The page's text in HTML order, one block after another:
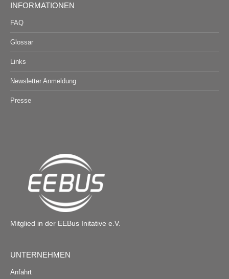
INFORMATIONEN
FAQ
Glossar
Links
Newsletter Anmeldung
Presse
Mitglied in der EEBus Initative e.V.
UNTERNEHMEN
Anfahrt